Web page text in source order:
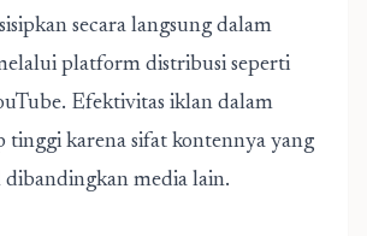
secara langsung dalam
platform distribusi seperti
Efektivitas iklan dalam
tinggi karena sifat kontennya yang
dibandingkan media lain.